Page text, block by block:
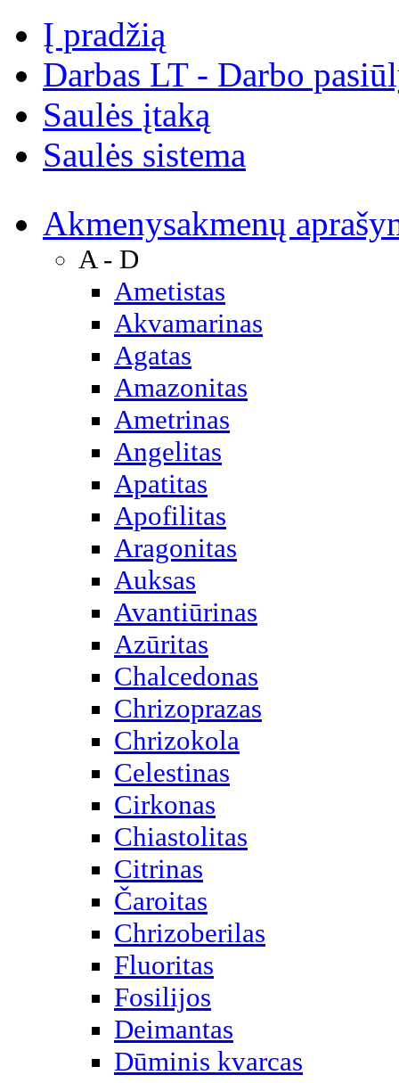
Į pradžią
Darbas LT - Darbo
Saulės įtaką
Saulės sistema
Akmenysakmenų
A - D
Ametistas
Akvamarinas
Agatas
Amazonitas
Ametrinas
Angelitas
Apatitas
Apofilitas
Aragonitas
Auksas
Avantiūrinas
Azūritas
Chalcedonas
Chrizoprazas
Chrizokola
Celestinas
Cirkonas
Chiastolitas
Citrinas
Čaroitas
Chrizoberilas
Fluoritas
Fosilijos
Deimantas
Dūminis kvarcas